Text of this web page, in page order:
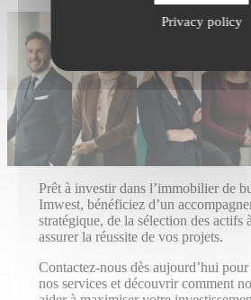
Privacy policy
Prêt à investir dans l’immobilier de
Imwest, bénéficiez d’un
stratégique, de la sélection des actifs
assurer la réussite de vos projets.
Contactez-nous dès aujourd’hui
nos services et découvrir comment